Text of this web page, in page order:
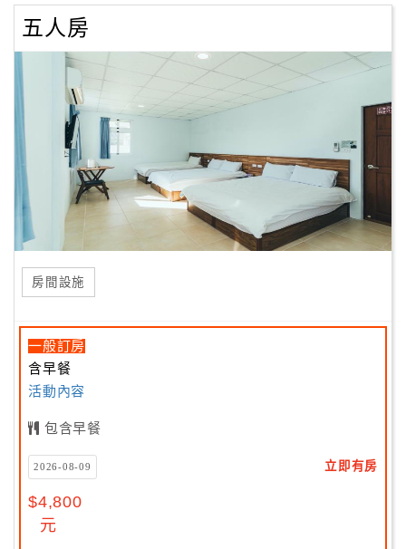
五人房
房間設施
一般訂房
含早餐
活動內容
包含早餐
2026-08-09 立即有房
$4,800
元